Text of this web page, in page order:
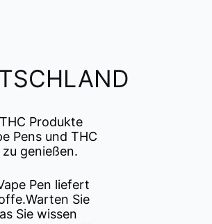
Produkte
Pens und THC
genießen.
Pen liefert
Sie
Sie wissen